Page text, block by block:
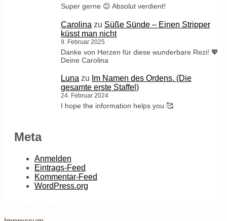
Super gerne 😊 Absolut verdient!
Carolina zu Süße Sünde – Einen Stripper
küsst man nicht
9. Februar 2025
Danke von Herzen für diese wunderbare Rezi! 💖
Deine Carolina
Luna zu Im Namen des Ordens. (Die
gesamte erste Staffel)
24. Februar 2024
I hope the information helps you.🥰
Meta
Anmelden
Eintrags-Feed
Kommentar-Feed
WordPress.org